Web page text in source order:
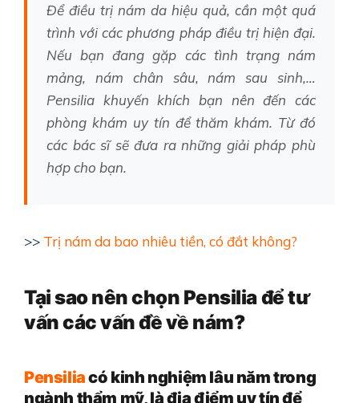
Để điều trị nám da hiệu quả, cần một quá
trình với các phương pháp điều trị hiện đại.
Nếu bạn đang gặp các tình trạng nám
mảng, nám chân sâu, nám sau sinh,…
Pensilia khuyến khích bạn nên đến các
phòng khám uy tín để thăm khám. Từ đó
các bác sĩ sẽ đưa ra những giải pháp phù
hợp cho bạn.
>> Trị nám da bao nhiêu tiền, có đắt không?
Tại sao nên chọn Pensilia để tư
vấn các vấn đề về nám?
Pensiliacó kinh nghiệm lâu năm trong
ngành thẩm mỹ, là địa điểm uy tín để